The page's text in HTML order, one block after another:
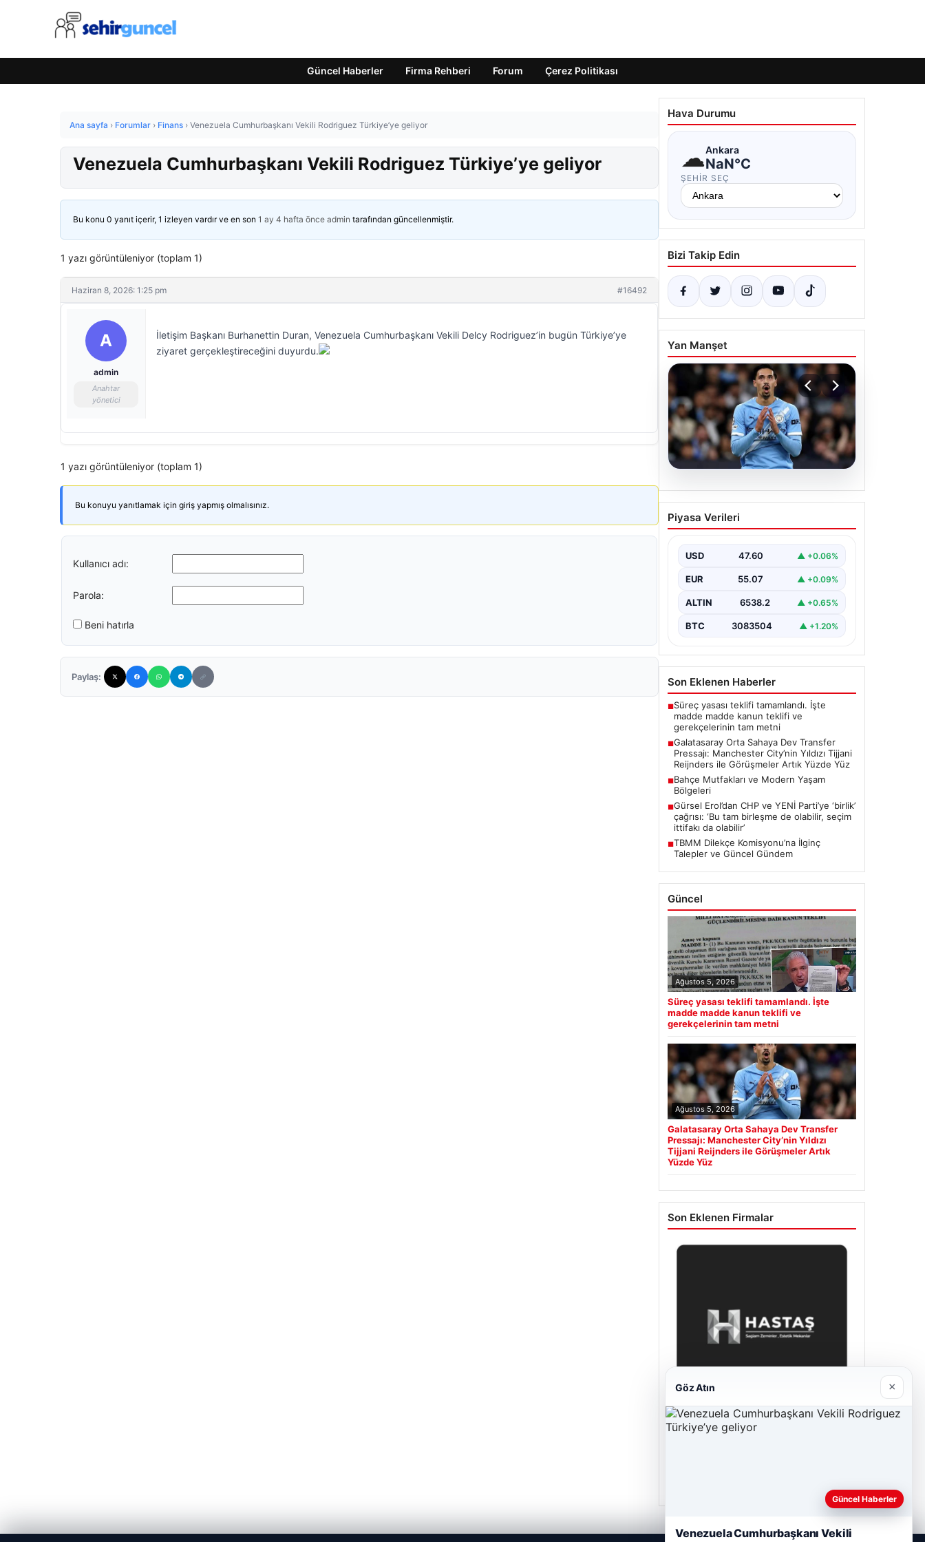
Güncel Haberler Firma Rehberi Forum Çerez Politikası
Ana sayfa › Forumlar › Finans › Venezuela Cumhurbaşkanı Vekili Rodriguez Türkiye’ye geliyor
Venezuela Cumhurbaşkanı Vekili Rodriguez Türkiye’ye geliyor
Bu konu 0 yanıt içerir, 1 izleyen vardır ve en son 1 ay 4 hafta önce admin tarafından güncellenmiştir.
1 yazı görüntüleniyor (toplam 1)
Haziran 8, 2026: 1:25 pm #16492
A
admin
Anahtar
yönetici
İletişim Başkanı Burhanettin Duran, Venezuela Cumhurbaşkanı Vekili Delcy Rodriguez’in bugün Türkiye’ye
ziyaret gerçekleştireceğini duyurdu.
1 yazı görüntüleniyor (toplam 1)
Bu konuyu yanıtlamak için giriş yapmış olmalısınız.
Kullanıcı adı:
Parola:
Beni hatırla
Paylaş:
Hava Durumu
☁Ankara
NaN°C
ŞEHIR SEÇ
Bizi Takip Edin
Yan Manşet
05.08.2026
Galatasaray Orta Sahaya
Dev Transfer Pressajı:
Yıldızı Tijjani Reijnders ile
Görüşmeler Artık Yüzde
Galatasaray, yeni sezon için olası
bölgesine güçlü bir takviye yapma…
Piyasa Verileri
USD 47.60 ▲ +0.06%
EUR 55.07 ▲ +0.09%
ALTIN 6538.2 ▲ +0.65%
BTC 3083504 ▲ +1.20%
Son Eklenen Haberler
■Süreç yasası teklifi tamamlandı. İşte
madde madde kanun teklifi ve
gerekçelerinin tam metni
■Galatasaray Orta Sahaya Dev Transfer
Pressajı: Manchester City’nin Yıldızı Tijjani
Reijnders ile Görüşmeler Artık Yüzde Yüz
■Bahçe Mutfakları ve Modern Yaşam
Bölgeleri
■Gürsel Erol’dan CHP ve YENİ Parti’ye ‘birlik’
çağrısı: ‘Bu tam birleşme de olabilir, seçim
ittifakı da olabilir’
■TBMM Dilekçe Komisyonu’na İlginç
Talepler ve Güncel Gündem
Güncel
Ağustos 5, 2026
Süreç yasası teklifi tamamlandı. İşte
madde madde kanun teklifi ve
gerekçelerinin tam metni
Ağustos 5, 2026
Galatasaray Orta Sahaya Dev Transfer
Pressajı: Manchester City’nin Yıldızı
Tijjani Reijnders ile Görüşmeler Artık
Yüzde Yüz
Son Eklenen Firmalar
Göz Atın ×
Güncel Haberler
Venezuela Cumhurbaşkanı Vekili